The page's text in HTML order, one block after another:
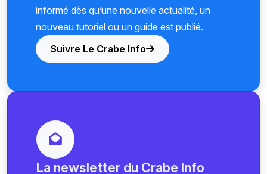
informé dès qu’une nouvelle actualité, un
nouveau tutoriel ou un guide est publié.
Suivre Le Crabe Info
La newsletter du Crabe Info